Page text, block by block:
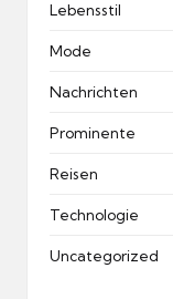
Lebensstil
Mode
Nachrichten
Prominente
Reisen
Technologie
Uncategorized